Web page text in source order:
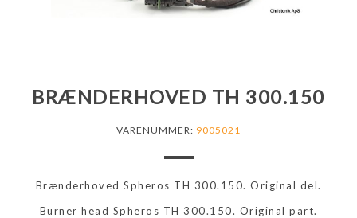
BRÆNDERHOVED TH 300.150
VARENUMMER: 9005021
Brænderhoved Spheros TH 300.150. Original del.
Burner head Spheros TH 300.150. Original part.